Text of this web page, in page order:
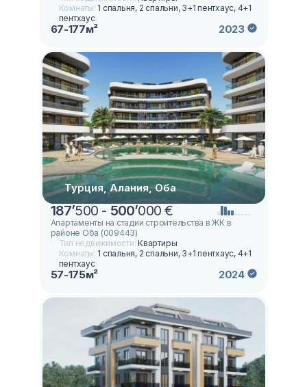
Комнаты: 1 спальня, 2 спальни, 3+1 пентхаус, 4+1
пентхаус
67-177м² 2023
Турция, Алания, Оба
187’500 - 500’000 €
Апартаменты на стадии строительства в ЖК в
районе Оба (009443)
Тип недвижимости:Квартиры
Комнаты: 1 спальня, 2 спальни, 3+1 пентхаус, 4+1
пентхаус
57-175м² 2024